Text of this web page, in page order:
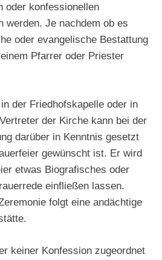
oder konfessionellen
werden. Je nachdem ob es
oder evangelische Bestattung
Pfarrer oder Priester
der Friedhofskapelle oder in
der Kirche kann bei der
darüber in Kenntnis gesetzt
gewünscht ist. Er wird
etwas Biografisches oder
einfließen lassen.
folgt eine andächtige
keiner Konfession zugeordnet